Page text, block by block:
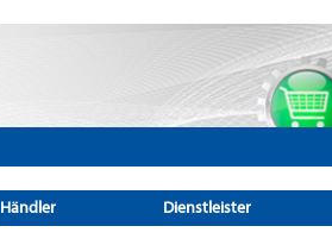
Händler Dienstleister